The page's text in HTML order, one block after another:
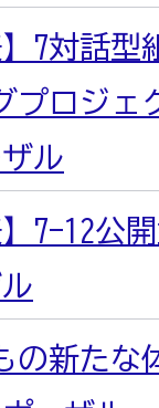
】7対話
プロジェ
ル
7-12公
の新た